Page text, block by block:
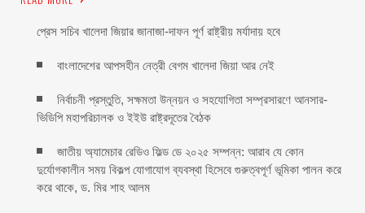
প্রেস সচিব খালেদা জিয়ার জানাজা-দাফন পূর্ণ রাষ্ট্রীয় মর্যাদায় হবে
বাংলাদেশের আপসহীন নেত্রী বেগম খালেদা জিয়া আর নেই
নির্বাচনী প্রস্তুতি, সক্ষমতা উন্নয়ন ও সহযোগিতা সম্প্রসারণে আনসার-
ভিডিপি মহাপরিচালক ও ইইউ রাষ্ট্রদূতের বৈঠক
জাতীয় অ্যামেচার রেডিও ফিল্ড ডে ২০২৫ সম্পন্ন: আরাব যে কোন
দুর্যোগকালীন সময় বিকল্প যোগাযোগ ব্যবস্থা হিসেবে গুরুত্বপূর্ণ ভূমিকা পালন করে
করে থাকে, ড. মির শাহ আলম